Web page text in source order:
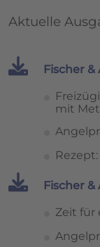
Aktuelle
Fischer &
mit
Fischer &
Zeit für